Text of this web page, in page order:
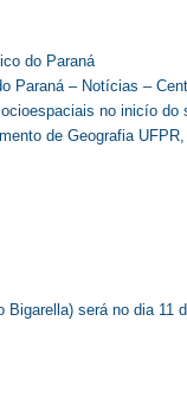
do Paraná
Paraná – Notícias –
no inicío do
de Geografia
será no dia 11